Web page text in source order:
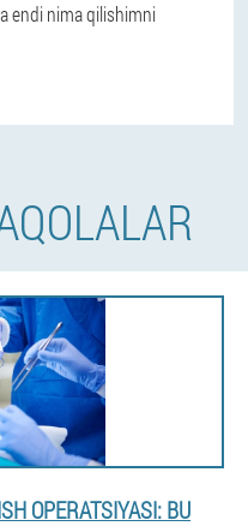
endi nima qilishimni
OPERATSIYASI: BU